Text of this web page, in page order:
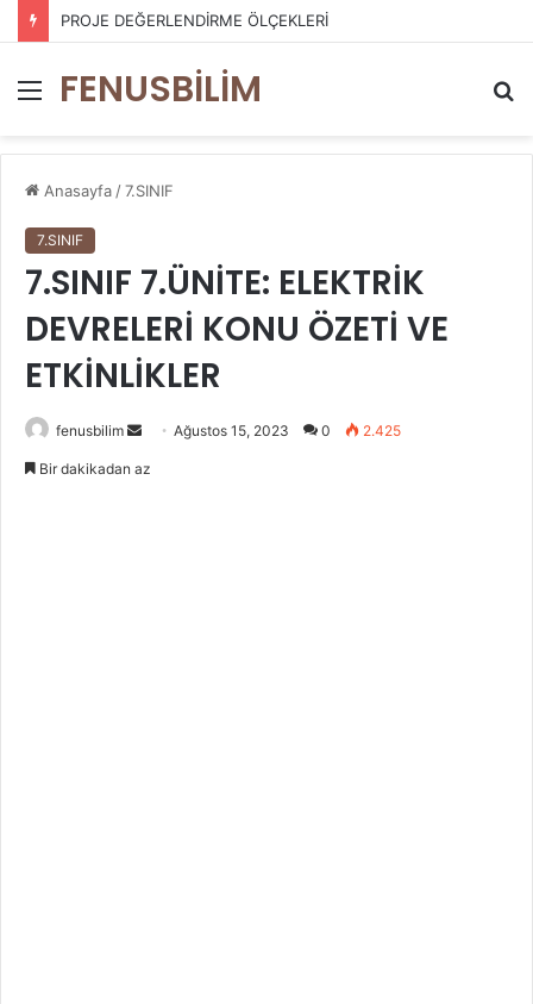
PROJE DEĞERLENDİRME ÖLÇEKLERİ
Menü
FENUSBİLİM
...
Anasayfa /7.SINIF
7.SINIF
7.SINIF 7.ÜNİTE: ELEKTRİK
DEVRELERİ KONU ÖZETİ VE
ETKİNLİKLER
fenusbilim
Bir
Ağustos 15, 2023 0 2.425
Bir dakikadan az